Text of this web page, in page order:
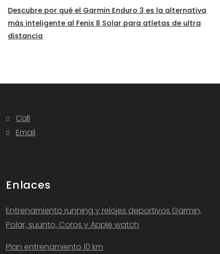
Descubre por qué el Garmin Enduro 3 es la alternativa
más inteligente al Fenix 8 Solar para atletas de ultra
distancia
Call
Email
Enlaces
Entrenamiento running y relojes deportivos Garmin,
Polar, suunto, Coros y Apple watch
Plan entrenamiento 10 km